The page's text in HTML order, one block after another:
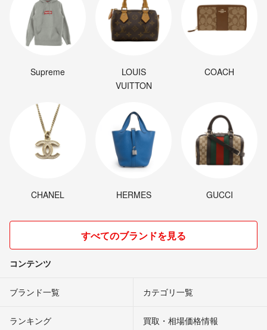
Supreme
LOUIS
VUITTON
COACH
CHANEL HERMES GUCCI
すべてのブランドを見る
コンテンツ
ブランド一覧 カテゴリ一覧
ランキング 買取・相場価格情報